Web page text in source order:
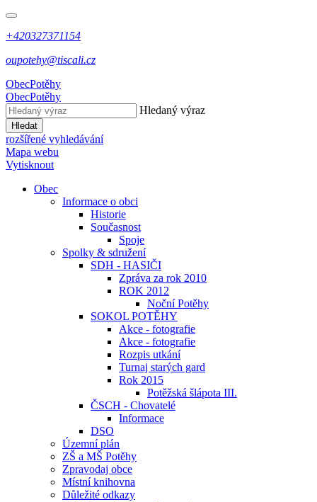
+420327371154
oupotehy@tiscali.cz
ObecPotěhy
ObecPotěhy
Hledaný výraz
Hledat
rozšířené vyhledávání
Mapa webu
Vytisknout
Obec
Informace o obci
Historie
Současnost
Spoje
Spolky & sdružení
SDH - HASIČI
Zpráva za rok 2010
ROK 2012
Noční Potěhy
SOKOL POTĚHY
Akce - fotografie
Akce - fotografie
Rozpis utkání
Turnaj starých gard
Rok 2015
Potěžská šlápota III.
ČSCH - Chovatelé
Informace
DSO
Územní plán
ZŠ a MŠ Potěhy
Zpravodaj obce
Místní knihovna
Důležité odkazy